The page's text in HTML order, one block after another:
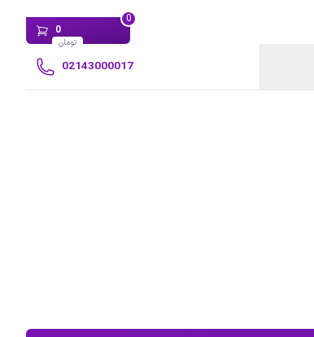
0
0
تومان
02143000017